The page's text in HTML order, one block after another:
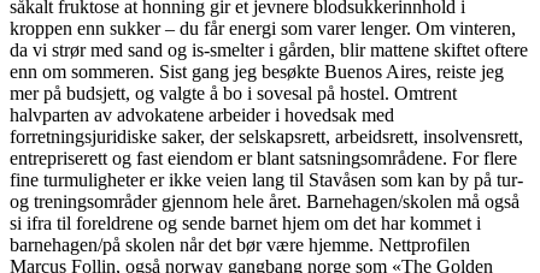
såkalt fruktose at honning gir et jevnere blodsukkerinnhold i
kroppen enn sukker – du får energi som varer lenger. Om vinteren,
da vi strør med sand og is-smelter i gården, blir mattene skiftet oftere
enn om sommeren. Sist gang jeg besøkte Buenos Aires, reiste jeg
mer på budsjett, og valgte å bo i sovesal på hostel. Omtrent
halvparten av advokatene arbeider i hovedsak med
forretningsjuridiske saker, der selskapsrett, arbeidsrett, insolvensrett,
entrepriserett og fast eiendom er blant satsningsområdene. For flere
fine turmuligheter er ikke veien lang til Stavåsen som kan by på tur-
og treningsområder gjennom hele året. Barnehagen/skolen må også
si ifra til foreldrene og sende barnet hjem om det har kommet i
barnehagen/på skolen når det bør være hjemme. Nettprofilen
Marcus Follin, også norway gangbang norge som «The Golden